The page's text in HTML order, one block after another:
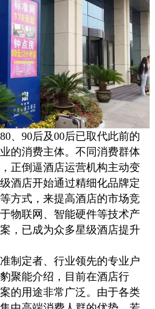
、90后及00后已取代此前的
的消费主体。不同消费群体
正倒逼酒店运营机构主动变
酒店开始通过精细化品牌定
方式，来提高酒店的市场竞
物联网、智能硬件等技术产
，已成为众多星级酒店提升
制定者、行业领先的专业户
聚能介绍，目前在酒店行
的用途非常广泛。由于各类